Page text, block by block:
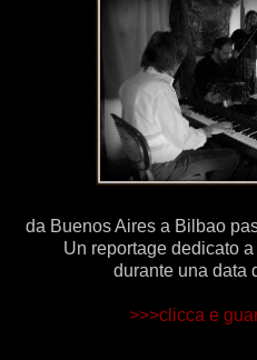
da Buenos Aires a Bilbao
Un reportage dedicato
durante una data
>>>clicca e